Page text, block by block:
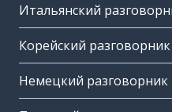
Итальянский
Корейский разговорник
Немецкий разговорник